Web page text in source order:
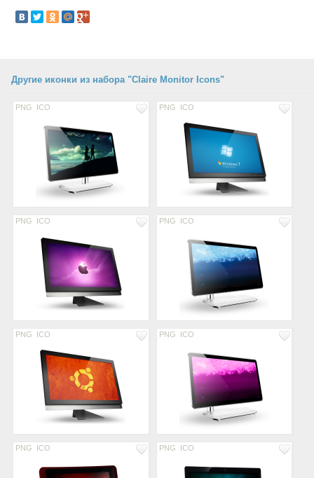
Другие иконки из набора "Claire Monitor Icons"
PNG ICO PNG ICO
PNG ICO PNG ICO
PNG ICO PNG ICO
PNG ICO PNG ICO